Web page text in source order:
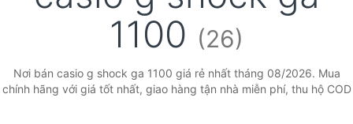
1100 (26)
Nơi bán casio g shock ga 1100 giá rẻ nhất tháng 08/2026. Mua
chính hãng với giá tốt nhất, giao hàng tận nhà miễn phí, thu hộ COD